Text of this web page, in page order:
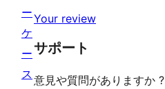
ー
ュ
ー
ビ
ュ
レ
ビ
ー
星
レ
Your review
サポート
意見や質問がありますか ?
ー
ケ
ー
ス